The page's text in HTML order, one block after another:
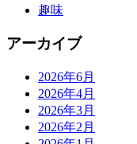
趣味
アーカイブ
2026年6月
2026年4月
2026年3月
2026年2月